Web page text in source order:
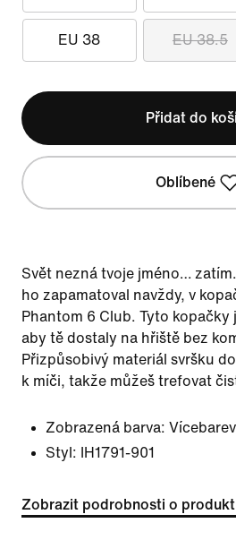
EU 38 EU 38.5
Přidat do
Oblíbené
Svět nezná tvoje jméno…
ho zapamatoval navždy, v
Phantom 6 Club. Tyto kopačky
aby tě dostaly na hřiště bez
Přizpůsobivý materiál svršku
k míči, takže můžeš trefovat
Zobrazená barva:
Styl:
IH1791-901
Zobrazit podrobnosti o